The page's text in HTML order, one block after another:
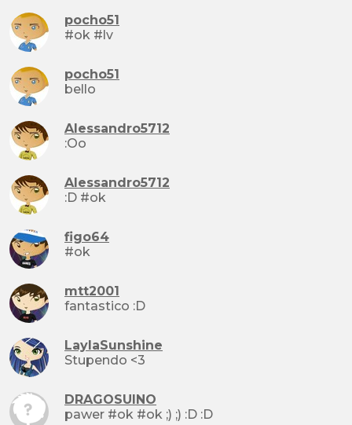
pocho51
#ok #lv
pocho51
bello
Alessandro5712
:Oo
Alessandro5712
:D #ok
figo64
#ok
mtt2001
fantastico :D
LaylaSunshine
Stupendo <3
DRAGOSUINO
pawer #ok #ok ;) ;) :D :D